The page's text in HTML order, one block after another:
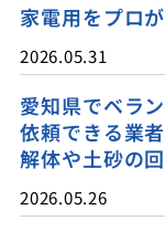
家電用をプロ
2026.05.31
愛知県でベラ
依頼できる業
解体や土砂の
2026.05.26